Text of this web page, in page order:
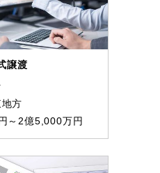
譲渡
方
～2億5,000万円